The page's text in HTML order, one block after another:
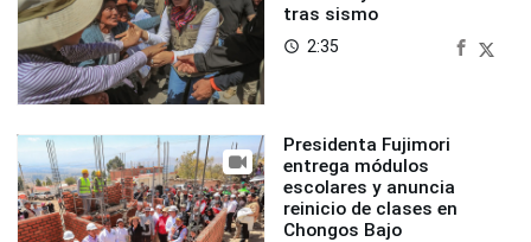
tras sismo
access_time 2:35
Presidenta Fujimori
entrega módulos
escolares y anuncia
reinicio de clases en
Chongos Bajo